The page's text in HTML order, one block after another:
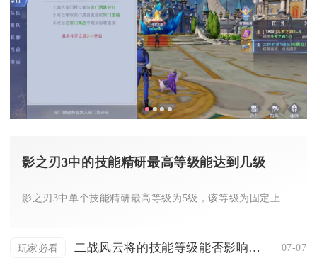
影之刃3中的技能精研最高等级能达到几级
玩家必看 二战风云将的技能等级能否影响战局胜负 07-07